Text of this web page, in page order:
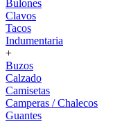
Bulones
Clavos
Tacos
Indumentaria
+
Buzos
Calzado
Camisetas
Camperas / Chalecos
Guantes